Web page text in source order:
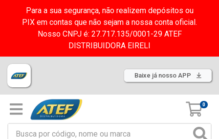
Para a sua segurança, não realizem depósitos ou
PIX em contas que não sejam a nossa conta oficial.
Nosso CNPJ é: 27.717.135/0001-29 ATEF
DISTRIBUIDORA EIRELI
Baixe já nosso APP
0